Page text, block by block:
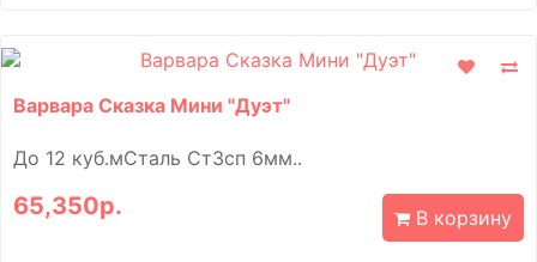
Варвара Сказка Мини "Дуэт"
До 12 куб.мСталь Ст3сп 6мм..
65,350р. В корзину